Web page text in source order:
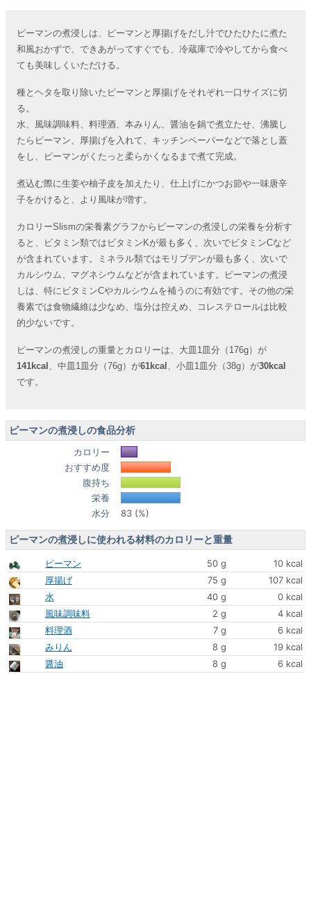
ピーマンの煮浸しは、ピーマンと厚揚げをだし汁でひたひたに煮た
和風おかずで、できあがってすぐでも、冷蔵庫で冷やしてから食べ
ても美味しくいただける。
種とヘタを取り除いたピーマンと厚揚げをそれぞれ一口サイズに切
る。
水、風味調味料、料理酒、本みりん、醤油を鍋で煮立たせ、沸騰し
たらピーマン、厚揚げを入れて、キッチンペーパーなどで落とし蓋
をし、ピーマンがくたっと柔らかくなるまで煮て完成。
煮込む際に生姜や柚子皮を加えたり、仕上げにかつお節や一味唐辛
子をかけると、より風味が増す。
カロリーSlismの栄養素グラフからピーマンの煮浸しの栄養を分析す
ると、ビタミン類ではビタミンKが最も多く、次いでビタミンCなど
が含まれています。ミネラル類ではモリブデンが最も多く、次いで
カルシウム、マグネシウムなどが含まれています。ピーマンの煮浸
しは、特にビタミンCやカルシウムを補うのに有効です。その他の栄
養素では食物繊維は少なめ、塩分は控えめ、コレステロールは比較
的少ないです。
ピーマンの煮浸しの重量とカロリーは、大皿1皿分（176g）が
141kcal 、中皿1皿分（76g）が61kcal 、小皿1皿分（38g）が30kcal
です。
ピーマンの煮浸しの食品分析
カロリー
おすすめ度
腹持ち
栄養
水分
83 (%)
ピーマンの煮浸しに使われる材料のカロリーと重量
ピーマン 50 g
10 kcal
厚揚げ
75 g
107 kcal
水
40 g
0 kcal
風味調味料
2 g
4 kcal
料理酒
7 g
6 kcal
みりん
8 g
19 kcal
醤油
8 g 6 kcal